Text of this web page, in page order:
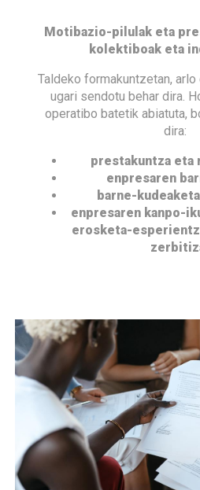
Motibazio-pilulak eta
kolektiboak eta
Taldeko formakuntzetan,
ugari sendotu behar dira.
operatibo batetik abiatuta,
dira:
prestakuntza eta
enpresaren
barne-
enpresaren kanpo-
erosketa-